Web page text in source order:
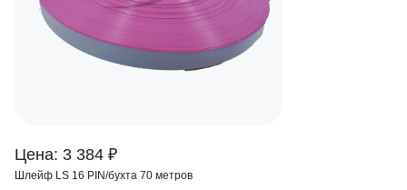
Цена: 3 384 ₽
Шлейф LS 16 PIN/бухта 70 метров